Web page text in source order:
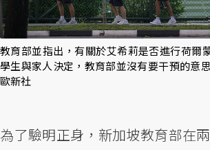
教育部並指出，有關於艾希莉是否進行荷爾
學生與家人決定，教育部並沒有要干預的意
歐新社
為了驗明正身，新加坡教育部在